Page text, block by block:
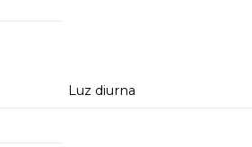
Luz diurna